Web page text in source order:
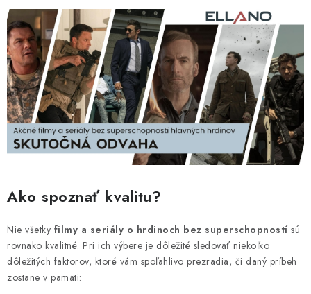
Ako spoznať kvalitu?
Nie všetky filmy a seriály o hrdinoch bez superschopností sú
rovnako kvalitné. Pri ich výbere je dôležité sledovať niekoľko
dôležitých faktorov, ktoré vám spoľahlivo prezradia, či daný príbeh
zostane v pamäti: